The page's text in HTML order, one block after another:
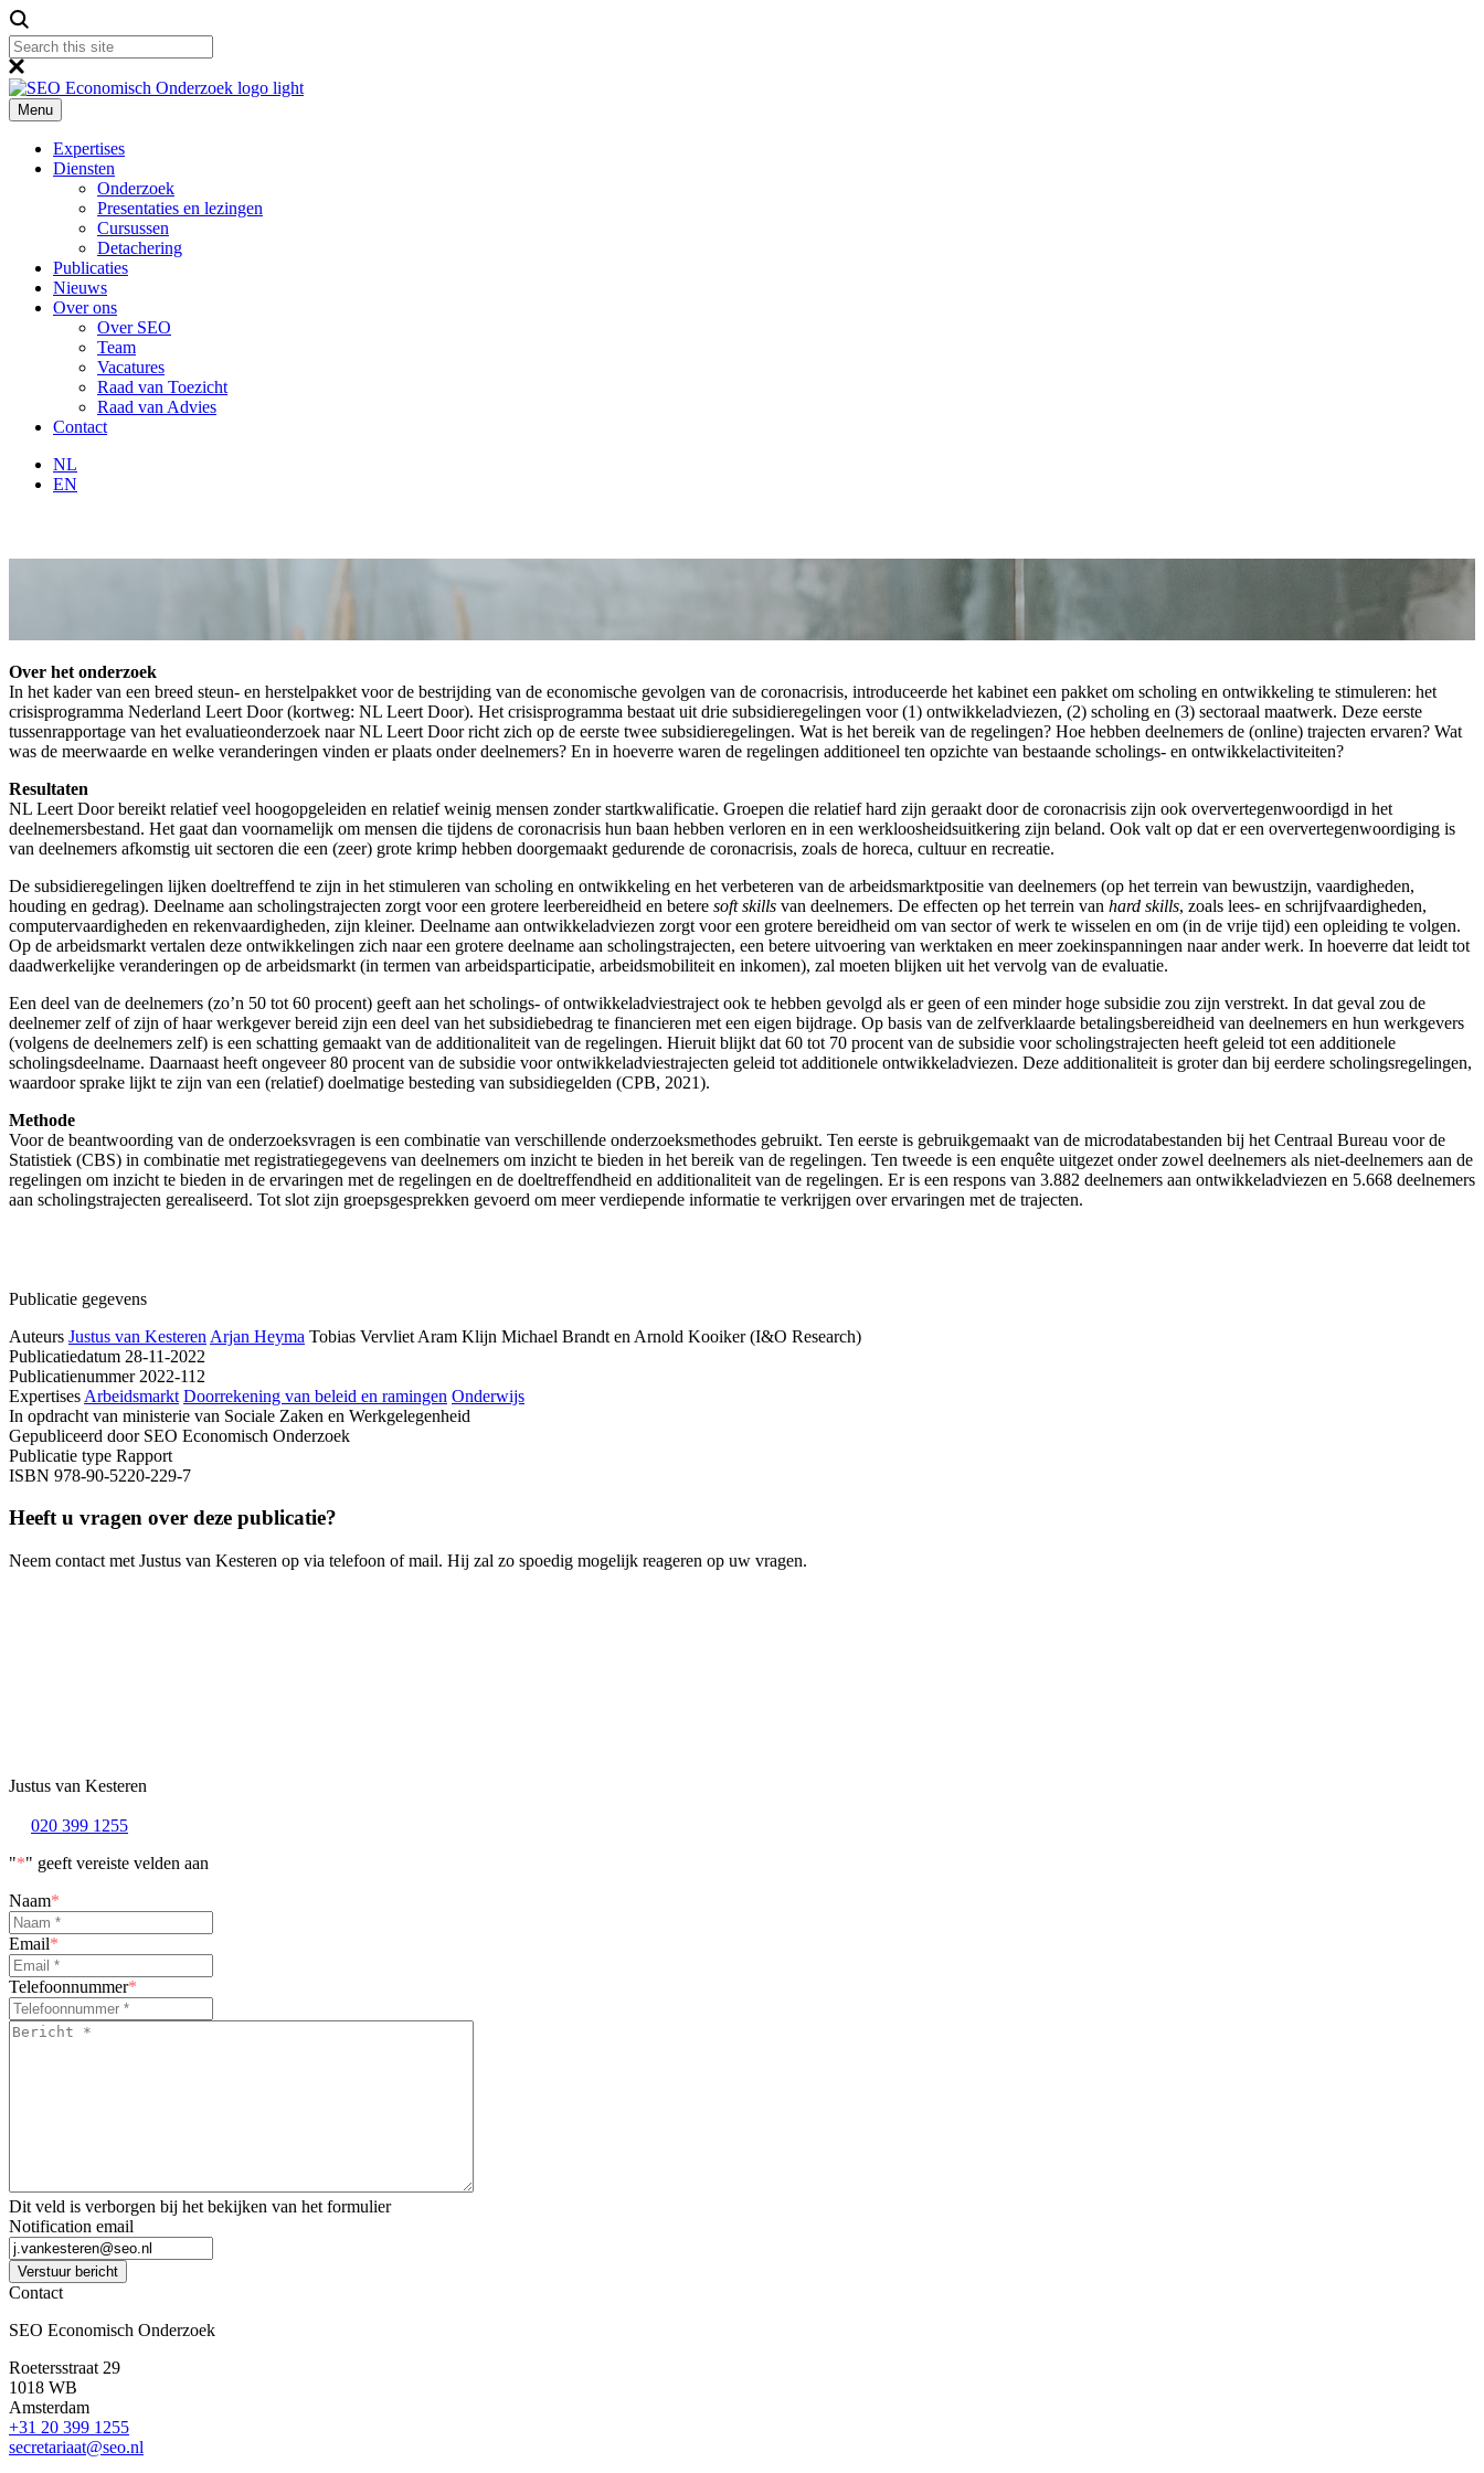
Menu
Expertises
Diensten
Onderzoek
Presentaties en lezingen
Cursussen
Detachering
Publicaties
Nieuws
Over ons
Over SEO
Team
Vacatures
Raad van Toezicht
Raad van Advies
Contact
NL
EN
Over het onderzoek
In het kader van een breed steun- en herstelpakket voor de bestrijding van de economische gevolgen van de coronacrisis, introduceerde het kabinet een pakket om scholing en ontwikkeling te stimuleren: het
crisisprogramma Nederland Leert Door (kortweg: NL Leert Door). Het crisisprogramma bestaat uit drie subsidieregelingen voor (1) ontwikkeladviezen, (2) scholing en (3) sectoraal maatwerk. Deze eerste
tussenrapportage van het evaluatie­onderzoek naar NL Leert Door richt zich op de eerste twee subsidieregelingen. Wat is het bereik van de regelingen? Hoe hebben deelnemers de (online) trajecten ervaren? Wat
was de meerwaarde en welke veranderingen vinden er plaats onder deelnemers? En in hoeverre waren de regelingen additioneel ten opzichte van bestaande scholings- en ontwikkelactiviteiten?
Resultaten
NL Leert Door bereikt relatief veel hoogopgeleiden en relatief weinig mensen zonder startkwalificatie. Groepen die relatief hard zijn geraakt door de coronacrisis zijn ook oververtegenwoordigd in het
deelnemersbestand. Het gaat dan voornamelijk om mensen die tijdens de coronacrisis hun baan hebben verloren en in een werkloosheidsuitkering zijn beland. Ook valt op dat er een oververtegenwoordiging is
van deelnemers afkomstig uit sectoren die een (zeer) grote krimp hebben doorgemaakt gedurende de coronacrisis, zoals de horeca, cultuur en recreatie.
De subsidieregelingen lijken doeltreffend te zijn in het stimuleren van scholing en ontwikkeling en het verbeteren van de arbeidsmarktpositie van deelnemers (op het terrein van bewustzijn, vaardigheden,
houding en gedrag). Deelname aan scholingstrajecten zorgt voor een grotere leerbereidheid en betere soft skills van deelnemers. De effecten op het terrein van hard skills, zoals lees- en schrijfvaardigheden,
computervaardigheden en rekenvaardigheden, zijn kleiner. Deelname aan ontwikkeladviezen zorgt voor een grotere bereidheid om van sector of werk te wisselen en om (in de vrije tijd) een opleiding te volgen.
Op de arbeidsmarkt vertalen deze ontwikkelingen zich naar een grotere deelname aan scholingstrajecten, een betere uitvoering van werktaken en meer zoekinspanningen naar ander werk. In hoeverre dat leidt tot
daadwerkelijke veranderingen op de arbeidsmarkt (in termen van arbeidsparticipatie, arbeidsmobiliteit en inkomen), zal moeten blijken uit het vervolg van de evaluatie.
Een deel van de deelnemers (zo’n 50 tot 60 procent) geeft aan het scholings- of ontwikkeladviestraject ook te hebben gevolgd als er geen of een minder hoge subsidie zou zijn verstrekt. In dat geval zou de
deelnemer zelf of zijn of haar werkgever bereid zijn een deel van het subsidiebedrag te financieren met een eigen bijdrage. Op basis van de zelfverklaarde betalingsbereidheid van deelnemers en hun werkgevers
(volgens de deelnemers zelf) is een schatting gemaakt van de additionaliteit van de regelingen. Hieruit blijkt dat 60 tot 70 procent van de subsidie voor scholingstrajecten heeft geleid tot een additionele
scholingsdeelname. Daarnaast heeft ongeveer 80 procent van de subsidie voor ontwikkeladvies­trajecten geleid tot additionele ontwikkeladviezen. Deze additionaliteit is groter dan bij eerdere scholings­regelingen,
waardoor sprake lijkt te zijn van een (relatief) doelmatige besteding van subsidiegelden (CPB, 2021).
Methode
Voor de beantwoording van de onderzoeksvragen is een combinatie van verschillende onderzoeksmethodes gebruikt. Ten eerste is gebruikgemaakt van de microdatabestanden bij het Centraal Bureau voor de
Statistiek (CBS) in combinatie met registratiegegevens van deelnemers om inzicht te bieden in het bereik van de regelingen. Ten tweede is een enquête uitgezet onder zowel deelnemers als niet-deelnemers aan de
regelingen om inzicht te bieden in de ervaringen met de regelingen en de doeltreffendheid en additionaliteit van de regelingen. Er is een respons van 3.882 deelnemers aan ontwikkeladviezen en 5.668 deelnemers
aan scholingstrajecten gerealiseerd. Tot slot zijn groepsgesprekken gevoerd om meer verdiepende informatie te verkrijgen over ervaringen met de trajecten.
Publicatie gegevens
Auteurs Justus van Kesteren Arjan Heyma Tobias Vervliet Aram Klijn Michael Brandt en Arnold Kooiker (I&O Research)
Publicatiedatum 28-11-2022
Publicatienummer2022-112
Expertises Arbeidsmarkt Doorrekening van beleid en ramingen Onderwijs
In opdracht van ministerie van Sociale Zaken en Werkgelegenheid
Gepubliceerd doorSEO Economisch Onderzoek
Publicatie type Rapport
ISBN 978-90-5220-229-7
Heeft u vragen over deze publicatie?
Neem contact met Justus van Kesteren op via telefoon of mail. Hij zal zo spoedig mogelijk reageren op uw vragen.
Justus van Kesteren
020 399 1255
"*" geeft vereiste velden aan
Naam*
Email*
Telefoonnummer*
Bericht
Dit veld is verborgen bij het bekijken van het formulier
Notification email
Verstuur bericht
Contact
SEO Economisch Onderzoek
Roetersstraat 29
1018 WB
Amsterdam
+31 20 399 1255
secretariaat@seo.nl